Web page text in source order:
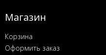
Магазин
Корзина
Оформить заказ